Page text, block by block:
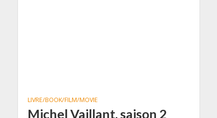
LIVRE/BOOK/FILM/MOVIE
Michel Vaillant, saison 2